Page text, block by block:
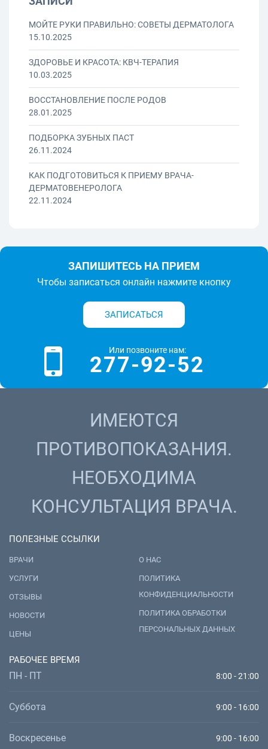
МОЙТЕ РУКИ ПРАВИЛЬНО: СОВЕТЫ ДЕРМАТОЛОГА
15.10.2025
ЗДОРОВЬЕ И КРАСОТА: КВЧ-ТЕРАПИЯ
10.03.2025
ВОССТАНОВЛЕНИЕ ПОСЛЕ РОДОВ
28.01.2025
ПОДБОРКА ЗУБНЫХ ПАСТ
26.11.2024
КАК ПОДГОТОВИТЬСЯ К ПРИЕМУ ВРАЧА-
ДЕРМАТОВЕНЕРОЛОГА
22.11.2024
ЗАПИШИТЕСЬ НА ПРИЕМ
Чтобы записаться онлайн нажмите кнопку
ЗАПИСАТЬСЯ
Или позвоните нам:
277-92-52
ИМЕЮТСЯ
ПРОТИВОПОКАЗАНИЯ.
НЕОБХОДИМА
КОНСУЛЬТАЦИЯ ВРАЧА.
ПОЛЕЗНЫЕ ССЫЛКИ
ВРАЧИ
УСЛУГИ
ОТЗЫВЫ
НОВОСТИ
ЦЕНЫ
О НАС
ПОЛИТИКА
КОНФИДЕНЦИАЛЬНОСТИ
ПОЛИТИКА ОБРАБОТКИ
ПЕРСОНАЛЬНЫХ ДАННЫХ
РАБОЧЕЕ ВРЕМЯ
ПН - ПТ 8:00 - 21:00
Суббота 9:00 - 16:00
Воскресенье 9:00 - 16:00